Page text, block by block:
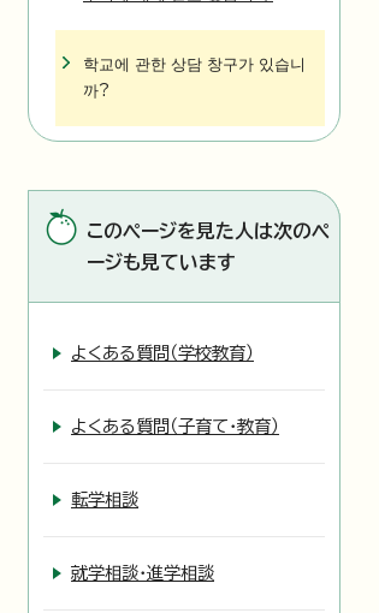
학교에 관한 상담 창구가 있습니
까?
このページを見た人は次のペ
ージも見ています
よくある質問（学校教育）
よくある質問（子育て・教育）
転学相談
就学相談・進学相談